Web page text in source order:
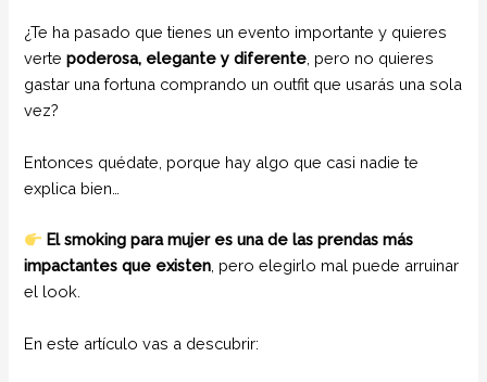
¿Te ha pasado que tienes un evento importante y quieres
vertepoderosa, elegante y diferente, pero no quieres
gastar una fortuna comprando un outfit que usarás una sola
vez?
Entonces quédate, porque hay algo que casi nadie te
explica bien…
El smoking para mujer es una de las prendas más
impactantes que existen , pero elegirlo mal puede arruinar
el look.
En este artículo vas a descubrir: